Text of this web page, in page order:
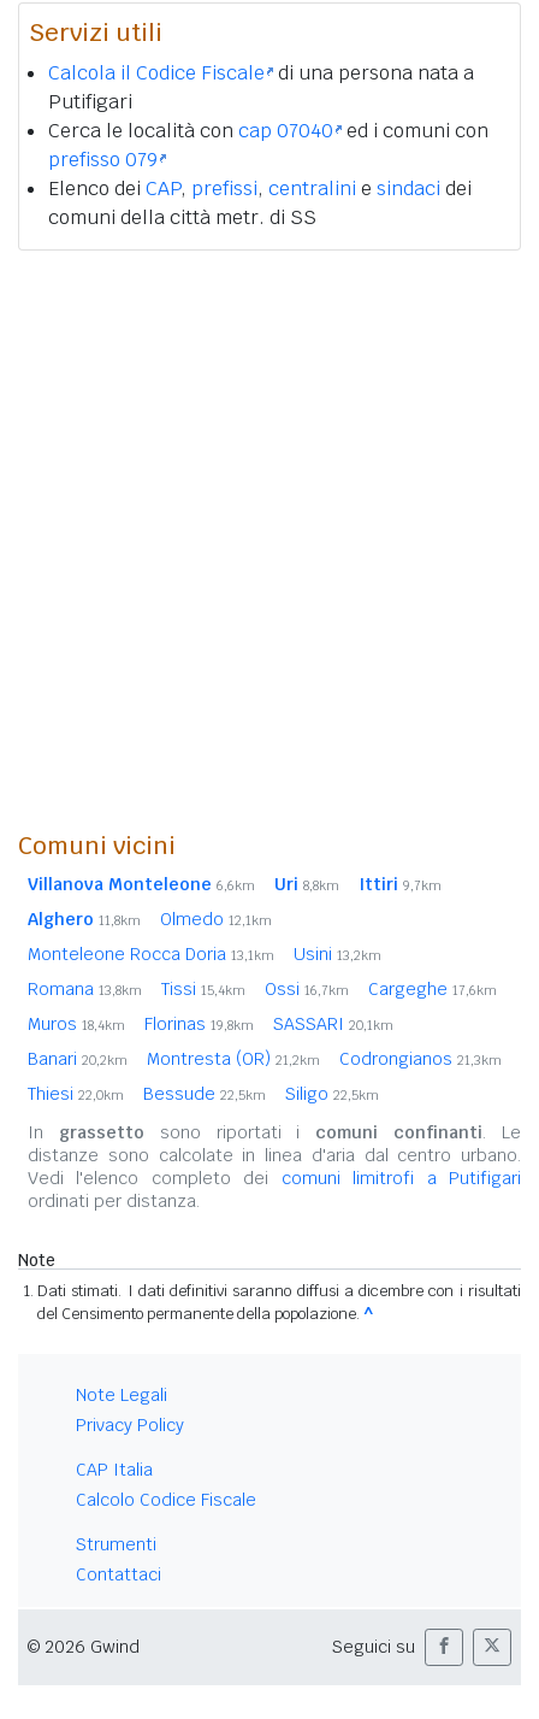
Servizi utili
Calcola il Codice Fiscale di una persona nata a
Putifigari
Cerca le località con cap 07040 ed i comuni con
prefisso 079
Elenco dei CAP, prefissi, centralini e sindaci dei
comuni della città metr. di SS
Comuni vicini
Villanova Monteleone 6,6km Uri 8,8km Ittiri 9,7km
Alghero 11,8km Olmedo 12,1km
Monteleone Rocca Doria 13,1km Usini 13,2km
Romana 13,8km Tissi 15,4km Ossi 16,7km Cargeghe 17,6km
Muros 18,4km Florinas 19,8km SASSARI 20,1km
Banari 20,2km Montresta (OR) 21,2km Codrongianos 21,3km
Thiesi 22,0km Bessude 22,5km Siligo 22,5km
In grassetto sono riportati i comuni confinanti. Le
distanze sono calcolate in linea d'aria dal centro urbano.
Vedi l'elenco completo dei comuni limitrofi a Putifigari
ordinati per distanza.
Note
Dati stimati. I dati definitivi saranno diffusi a dicembre con i risultati
del Censimento permanente della popolazione. ^
Note Legali
Privacy Policy
CAP Italia
Calcolo Codice Fiscale
Strumenti
Contattaci
© 2026 Gwind Seguici su